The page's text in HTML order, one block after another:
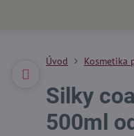
Úvod Kosmetika
Silky
500ml